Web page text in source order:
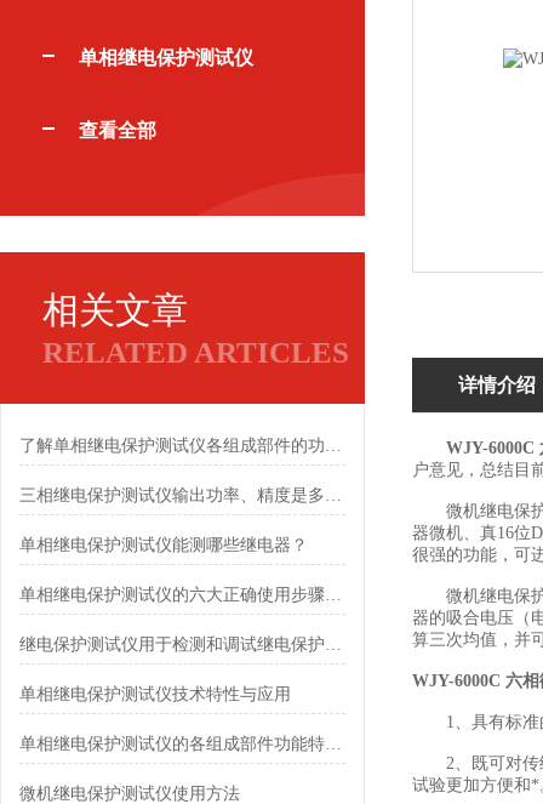
单相继电保护测试仪
查看全部
相关文章
RELATED ARTICLES
了解单相继电保护测试仪各组成部件的功能特点有助于保障作业安全
三相继电保护测试仪输出功率、精度是多少？
​单相继电保护测试仪能测哪些继电器？
单相继电保护测试仪的六大正确使用步骤分享
继电保护测试仪用于检测和调试继电保护装置
单相继电保护测试仪技术特性与应用
单相继电保护测试仪的各组成部件功能特点分享
微机继电保护测试仪使用方法
详情介绍
WJY-6000C
户意见，总结目
微机继电保护
器微机、真16位
很强的功能，可
微机继电保护
器的吸合电压（
算三次均值，并
WJY-6000C 六
1、具有标准的
2、既可对传统
试验更加方便和*